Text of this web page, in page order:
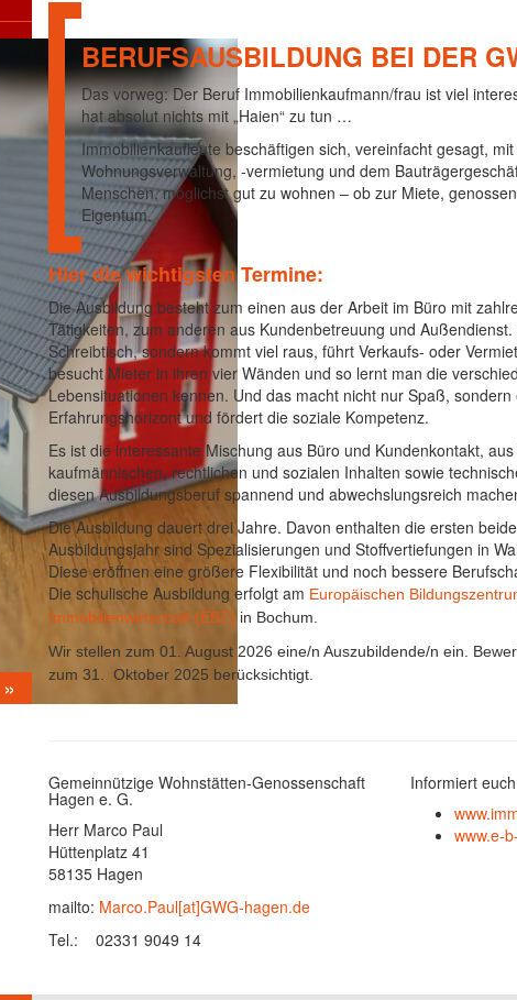
BERUFSAUSBILDUNG BEI DER
Das vorweg: Der Beruf Immobilienkaufmann/frau ist viel
hat absolut nichts mit „Haien“ zu tun …
Immobilienkaufleute beschäftigen sich, vereinfacht gesagt,
Wohnungsverwaltung, -vermietung und dem
Menschen, möglichst gut zu wohnen – ob zur Miete,
Eigentum.
Hier die wichtigsten Termine:
Die Ausbildung besteht zum einen aus der Arbeit im Büro mit
Tätigkeiten, zum anderen aus Kundenbetreuung und
Schreibtisch, sondern kommt viel raus, führt Verkaufs- oder
besucht Mieter in ihren vier Wänden und so lernt man die
Lebensituationen kennen. Und das macht nicht nur Spaß,
Erfahrungshorizont und fördert die soziale Kompetenz.
Es ist die interessante Mischung aus Büro und Kundenkontakt,
kaufmännischen, rechtlichen und sozialen Inhalten sowie
diesen Ausbildungsberuf spannend und abwechslungsreich
Die Ausbildung dauert drei Jahre. Davon enthalten die ersten
Ausbildungsjahr sind Spezialisierungen und Stoffvertiefungen in
Diese eröffnen eine größere Flexibilität und noch bessere
Die schulische Ausbildung erfolgt am Europäischen
Immobilienwirtschaft (EBZ) in Bochum.
Wir stellen zum 01. August 2026 eine/n Auszubildende/n ein.
zum 31. Oktober 2025 berücksichtigt.
Gemeinnützige Wohnstätten-Genossenschaft
Hagen e. G.
Herr Marco Paul
Hüttenplatz 41
58135 Hagen
mailto: Marco.Paul[at]GWG-hagen.de
Tel.: 02331 9049 14
Informiert
www.e-